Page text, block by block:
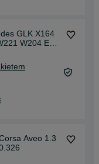
GLK X164
W204 E
CDI
Aveo 1.3